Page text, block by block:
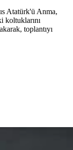
Atatürk'ü Anma,
koltuklarını
toplantıyı